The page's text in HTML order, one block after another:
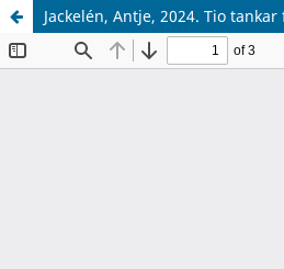
Jackelén, Antje, 2024. Tio